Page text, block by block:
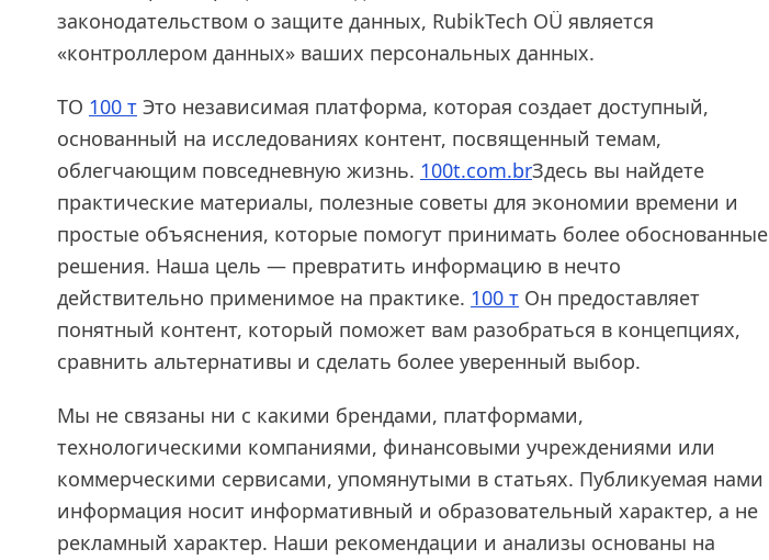
законодательством о защите данных, RubikTech OÜ является
«контроллером данных» ваших персональных данных.
ТО 100 т Это независимая платформа, которая создает доступный,
основанный на исследованиях контент, посвященный темам,
облегчающим повседневную жизнь. 100t.com.brЗдесь вы найдете
практические материалы, полезные советы для экономии времени и
простые объяснения, которые помогут принимать более обоснованные
решения. Наша цель — превратить информацию в нечто
действительно применимое на практике. 100 т Он предоставляет
понятный контент, который поможет вам разобраться в концепциях,
сравнить альтернативы и сделать более уверенный выбор.
Мы не связаны ни с какими брендами, платформами,
технологическими компаниями, финансовыми учреждениями или
коммерческими сервисами, упомянутыми в статьях. Публикуемая нами
информация носит информативный и образовательный характер, а не
рекламный характер. Наши рекомендации и анализы основаны на